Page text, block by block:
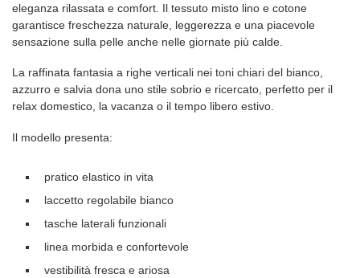
eleganza rilassata e comfort. Il tessuto misto lino e cotone
garantisce freschezza naturale, leggerezza e una piacevole
sensazione sulla pelle anche nelle giornate più calde.
La raffinata fantasia a righe verticali nei toni chiari del bianco,
azzurro e salvia dona uno stile sobrio e ricercato, perfetto per il
relax domestico, la vacanza o il tempo libero estivo.
Il modello presenta:
pratico elastico in vita
laccetto regolabile bianco
tasche laterali funzionali
linea morbida e confortevole
vestibilità fresca e ariosa